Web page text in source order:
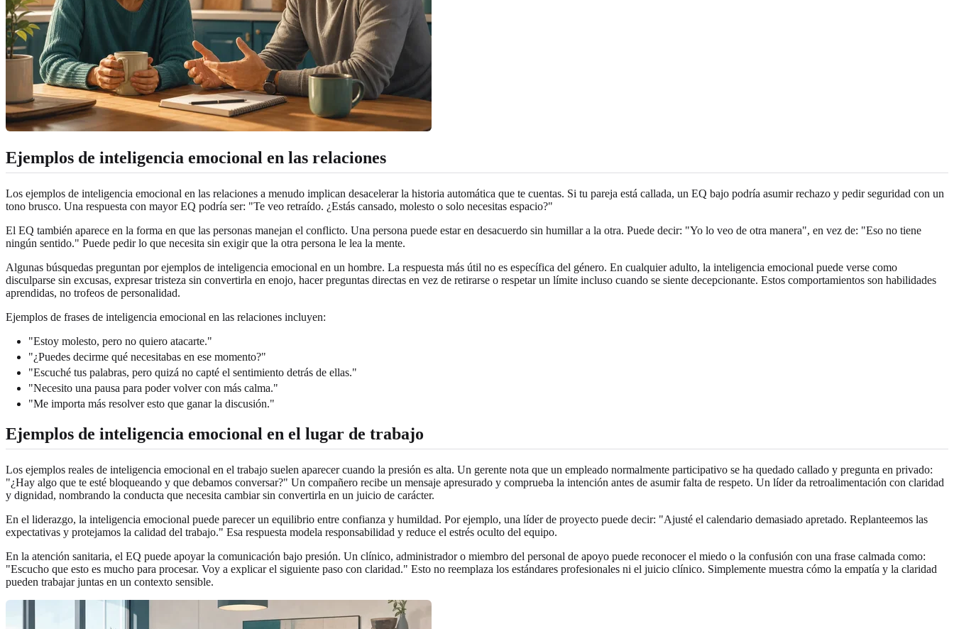
Ejemplos de inteligencia emocional en las relaciones
Los ejemplos de inteligencia emocional en las relaciones a menudo implican desacelerar la historia automática que te cuentas. Si tu pareja está callada, un EQ bajo podría asumir rechazo y pedir seguridad con un
tono brusco. Una respuesta con mayor EQ podría ser: "Te veo retraído. ¿Estás cansado, molesto o solo necesitas espacio?"
El EQ también aparece en la forma en que las personas manejan el conflicto. Una persona puede estar en desacuerdo sin humillar a la otra. Puede decir: "Yo lo veo de otra manera", en vez de: "Eso no tiene
ningún sentido." Puede pedir lo que necesita sin exigir que la otra persona le lea la mente.
Algunas búsquedas preguntan por ejemplos de inteligencia emocional en un hombre. La respuesta más útil no es específica del género. En cualquier adulto, la inteligencia emocional puede verse como
disculparse sin excusas, expresar tristeza sin convertirla en enojo, hacer preguntas directas en vez de retirarse o respetar un límite incluso cuando se siente decepcionante. Estos comportamientos son habilidades
aprendidas, no trofeos de personalidad.
Ejemplos de frases de inteligencia emocional en las relaciones incluyen:
"Estoy molesto, pero no quiero atacarte."
"¿Puedes decirme qué necesitabas en ese momento?"
"Escuché tus palabras, pero quizá no capté el sentimiento detrás de ellas."
"Necesito una pausa para poder volver con más calma."
"Me importa más resolver esto que ganar la discusión."
Ejemplos de inteligencia emocional en el lugar de trabajo
Los ejemplos reales de inteligencia emocional en el trabajo suelen aparecer cuando la presión es alta. Un gerente nota que un empleado normalmente participativo se ha quedado callado y pregunta en privado:
"¿Hay algo que te esté bloqueando y que debamos conversar?" Un compañero recibe un mensaje apresurado y comprueba la intención antes de asumir falta de respeto. Un líder da retroalimentación con claridad
y dignidad, nombrando la conducta que necesita cambiar sin convertirla en un juicio de carácter.
En el liderazgo, la inteligencia emocional puede parecer un equilibrio entre confianza y humildad. Por ejemplo, una líder de proyecto puede decir: "Ajusté el calendario demasiado apretado. Replanteemos las
expectativas y protejamos la calidad del trabajo." Esa respuesta modela responsabilidad y reduce el estrés oculto del equipo.
En la atención sanitaria, el EQ puede apoyar la comunicación bajo presión. Un clínico, administrador o miembro del personal de apoyo puede reconocer el miedo o la confusión con una frase calmada como:
"Escucho que esto es mucho para procesar. Voy a explicar el siguiente paso con claridad." Esto no reemplaza los estándares profesionales ni el juicio clínico. Simplemente muestra cómo la empatía y la claridad
pueden trabajar juntas en un contexto sensible.